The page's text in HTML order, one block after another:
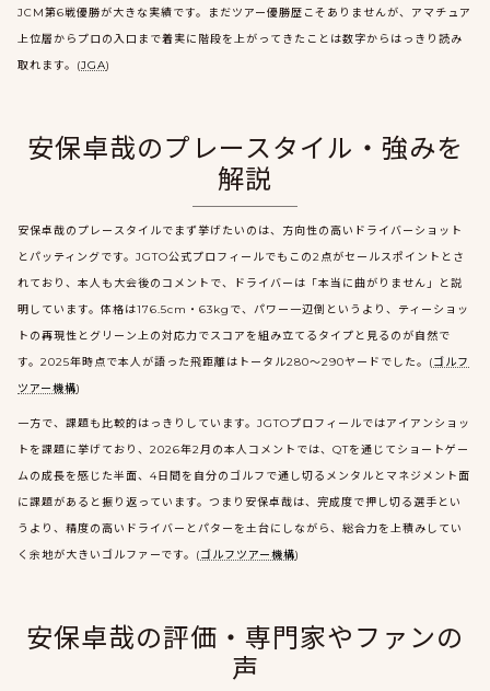
JCM第6戦優勝が大きな実績です。まだツアー優勝歴こそありませんが、アマチュア
上位層からプロの入口まで着実に階段を上がってきたことは数字からはっきり読み
取れます。(JGA)
安保卓哉のプレースタイル・強みを
解説
安保卓哉のプレースタイルでまず挙げたいのは、方向性の高いドライバーショット
とパッティングです。JGTO公式プロフィールでもこの2点がセールスポイントとさ
れており、本人も大会後のコメントで、ドライバーは「本当に曲がりません」と説
明しています。体格は176.5cm・63kgで、パワー一辺倒というより、ティーショッ
トの再現性とグリーン上の対応力でスコアを組み立てるタイプと見るのが自然で
す。2025年時点で本人が語った飛距離はトータル280～290ヤードでした。(ゴルフ
ツアー機構)
一方で、課題も比較的はっきりしています。JGTOプロフィールではアイアンショッ
トを課題に挙げており、2026年2月の本人コメントでは、QTを通じてショートゲー
ムの成長を感じた半面、4日間を自分のゴルフで通し切るメンタルとマネジメント面
に課題があると振り返っています。つまり安保卓哉は、完成度で押し切る選手とい
うより、精度の高いドライバーとパターを土台にしながら、総合力を上積みしてい
く余地が大きいゴルファーです。(ゴルフツアー機構)
安保卓哉の評価・専門家やファンの
声